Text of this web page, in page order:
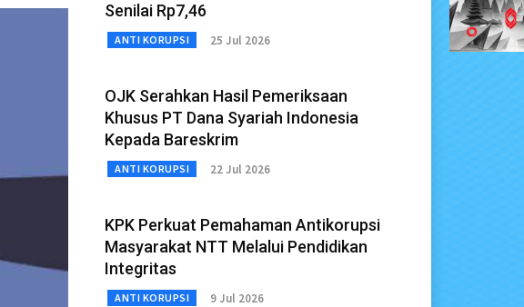
Senilai Rp7,46
ANTI KORUPSI 25 Jul 2026
OJK Serahkan Hasil Pemeriksaan
Khusus PT Dana Syariah Indonesia
Kepada Bareskrim
ANTI KORUPSI 22 Jul 2026
KPK Perkuat Pemahaman Antikorupsi
Masyarakat NTT Melalui Pendidikan
Integritas
ANTI KORUPSI 9 Jul 2026